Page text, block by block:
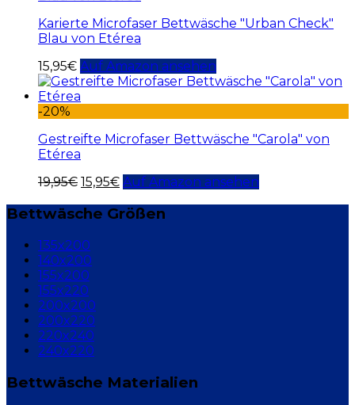
Karierte Microfaser Bettwäsche "Urban Check"
Blau von Etérea
15,95€ Auf Amazon ansehen
-20%
Gestreifte Microfaser Bettwäsche "Carola" von
Etérea
19,95€ 15,95€ Auf Amazon ansehen
Bettwäsche Größen
135x200
140x200
155x200
155x220
200x200
200x220
220x240
240x220
Bettwäsche Materialien